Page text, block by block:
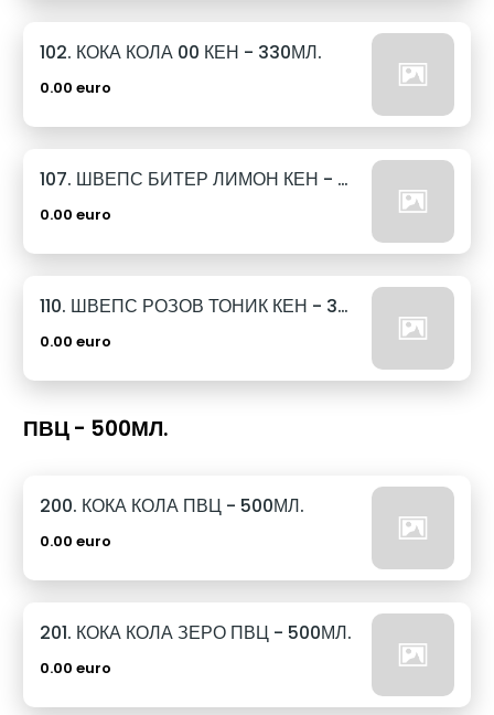
102. КОКА КОЛА 00 КЕН - 330МЛ.
0.00 euro
107. ШВЕПС БИТЕР ЛИМОН КЕН - 330МЛ.
0.00 euro
110. ШВЕПС РОЗОВ ТОНИК КЕН - 330МЛ.
0.00 euro
ПВЦ - 500МЛ.
200. КОКА КОЛА ПВЦ - 500МЛ.
0.00 euro
201. КОКА КОЛА ЗЕРО ПВЦ - 500МЛ.
0.00 euro